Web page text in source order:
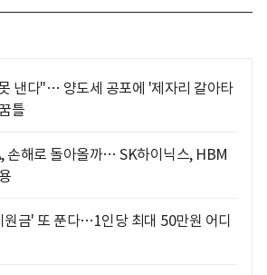
낸다"… 양도세 공포에 '제자리 갈아타
틀
손해로 돌아올까… SK하이닉스, HBM
원금' 또 푼다…1인당 최대 50만원 어디